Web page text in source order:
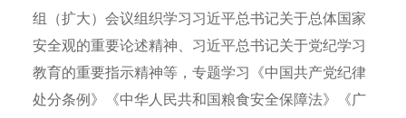
组（扩大）会议组织学习习近平总书记关于总体国家
安全观的重要论述精神、习近平总书记关于党纪学习
教育的重要指示精神等，专题学习《中国共产党纪律
处分条例》《中华人民共和国粮食安全保障法》《广